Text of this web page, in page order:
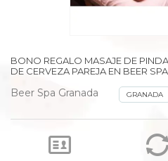
BONO REGALO MASAJE DE
DE CERVEZA PAREJA EN BEER
Beer Spa Granada GRANADA